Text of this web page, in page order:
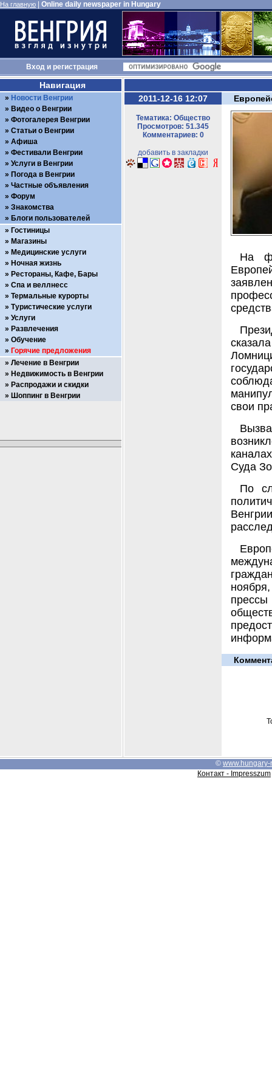
На главную Online daily newspaper in Hungary
Входи регистрация
2011-12-16 12:07
Тематика: Общество
Просмотров: 51.345
Комментариев: 0
добавить в закладки
На
свои
Суда
По
Навигация
Новости Венгрии
Видео о Венгрии
Фотогалерея Венгрии
Статьи о Венгрии
Афиша
Фестивали Венгрии
Услуги в Венгрии
Погода в Венгрии
Частные объявления
Форум
Знакомства
Блоги пользователей
Гостиницы
Магазины
Медицинские услуги
Ночная жизнь
Рестораны, Кафе, Бары
Спа и веллнесс
Термальные курорты
Туристические услуги
Услуги
Развлечения
Обучение
Горячие предложения
Лечение в Венгрии
Недвижимость в Венгрии
Распродажи и скидки
Шоппинг в Венгрии
© www.hungary-
Контакт - Impresszum